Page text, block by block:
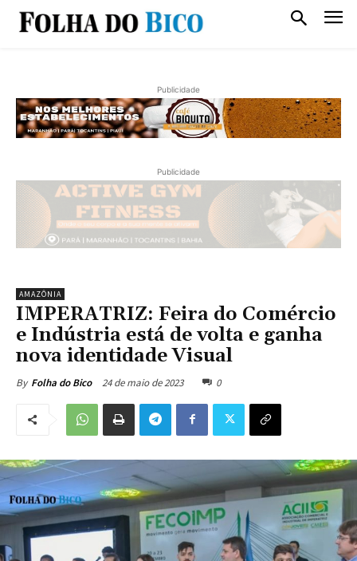
Publicidade
Publicidade
AMAZÔNIA
IMPERATRIZ: Feira do Comércio
e Indústria está de volta e ganha
nova identidade Visual
By Folha do Bico 24 de maio de 2023 0